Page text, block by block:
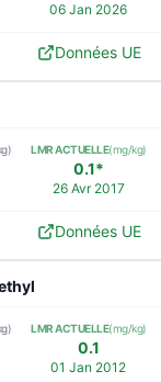
06 Jan 2026
Données UE
LMR ACTUELLE(mg/kg)
0.1*
26 Avr 2017
Données UE
LMR ACTUELLE(mg/kg)
0.1
01 Jan 2012